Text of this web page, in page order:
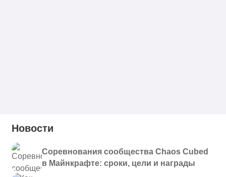
Новости
Соревнования сообщества Chaos Cubed
в Майнкрафте: сроки, цели и награды